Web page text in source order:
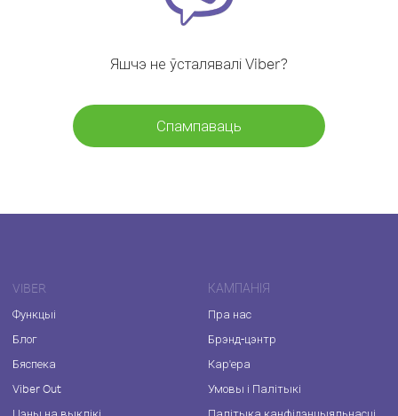
Яшчэ не ўсталявалі Viber?
Спампаваць
VIBER
Функцыі
Блог
Бяспека
Viber Out
КАМПАНІЯ
Пра нас
Брэнд-цэнтр
Кар'ера
Умовы і Палітыкі